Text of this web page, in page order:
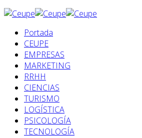
Portada
CEUPE
EMPRESAS
MARKETING
RRHH
CIENCIAS
TURISMO
LOGÍSTICA
PSICOLOGÍA
TECNOLOGÍA